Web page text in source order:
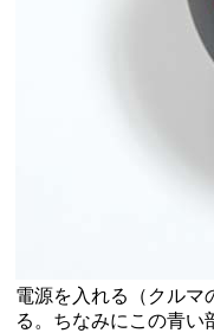
電源を入れる（クルマ
る。ちなみにこの青い